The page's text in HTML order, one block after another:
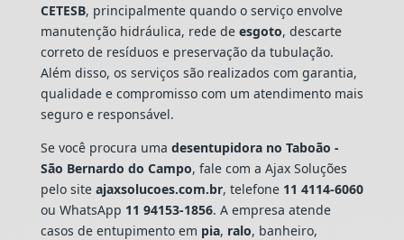
CETESB, principalmente quando o serviço envolve
manutenção hidráulica, rede de esgoto, descarte
correto de resíduos e preservação da tubulação.
Além disso, os serviços são realizados com garantia,
qualidade e compromisso com um atendimento mais
seguro e responsável.
Se você procura uma desentupidora no Taboão -
São Bernardo do Campo, fale com a Ajax Soluções
pelo site ajaxsolucoes.com.br, telefone 11 4114-6060
ou WhatsApp 11 94153-1856. A empresa atende
casos de entupimento em pia, ralo, banheiro,